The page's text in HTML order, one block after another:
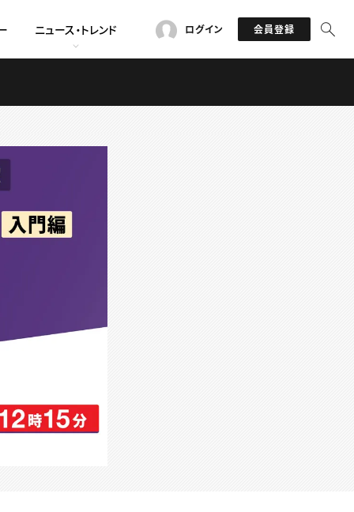
ニュース・トレンド ログイン 会員登録